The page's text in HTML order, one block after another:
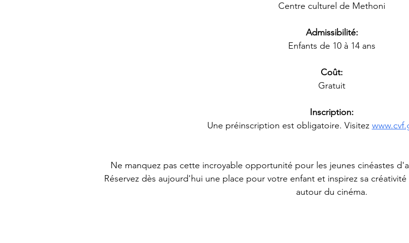
Centre culturel de Methoni
Admissibilité:
Enfants de 10 à 14 ans
Coût:
Gratuit
Inscription:
Une préinscription est obligatoire. Visitez
Ne manquez pas cette incroyable opportunité pour les jeunes cinéastes
Réservez dès aujourd'hui une place pour votre enfant et inspirez sa
autour du cinéma.